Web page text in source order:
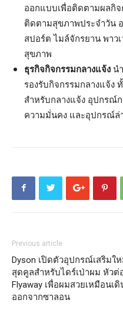
ออกแบบเพื่อติดตามผลกิจ
ติดตามสุขภาพประจำวัน
สปอร์ต ไมล์จักรยาน พาว
สุขภาพ
ธุรกิจกิจกรรมกลางแจ้งน
รองรับกิจกรรมกลางแจ้ง
สำหรับกลางแจ้ง อุปกรณ์
ความมั่นคง และอุปกรณ์ล่
Previous article
Dyson เปิดตัวอุปกรณ์เสริมใ
สุดคูลสำหรับไดร์เป่าผม หัวต่
Flyaway เพื่อผมสวยเหมือนเดิ
ออกจากซาลอน